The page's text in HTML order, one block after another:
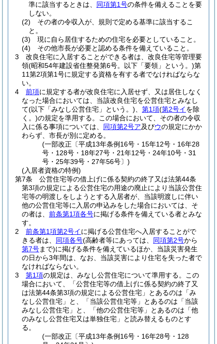
準に該当するときは、 同項第1号の条件を備えることを要
しない。
(2)
その者の令収入が、規則で定める基準に該当するこ
と。
(3)
現に自ら居住するための住宅を必要としていること。
(4)
その他市長が必要と認める条件を備えていること。
3
改良住宅に入居することができる者は、改良住宅等管理要
領(昭和54年建設省住整発第6号。以下「要領」という。)第
11第2項第1号に規定する資格を有する者でなければならな
い。
4
前項に規定する者が改良住宅に入居せず、又は居住しなく
なった場合においては、当該改良住宅を公営住宅とみなし
て(以下「みなし公営住宅」という。) 第1項(第2号イを除
く。)の規定を準用する。
この場合において、その者の令収
入に係る事項については、 同項第2号ア及びウの規定にかか
わらず、市長が別に定める。
(一部改正〔平成13年条例16号・15年12号・16年28
号・128号・18年27号・21年12号・24年10号・31
号・25年39号・27年56号〕)
(入居者資格の特例)
第7条
公営住宅等の借上げに係る契約の終了又は法第44条
第3項の規定による公営住宅の用途の廃止により当該公営住
宅等の明渡しをしようとする入居者が、当該明渡しに伴い
他の公営住宅等に入居の申込みをした場合においては、そ
の者は、 前条第1項各号に掲げる条件を備えている者とみな
す。
2
前条第1項第2号イに掲げる公営住宅へ入居することがで
きる者は、 同項各号(高齢者等にあっては、 同項第2号から
第7号まで)に掲げる条件を備えているほか、当該災害発生
の日から3年間は、なお、当該災害により住宅を失った者で
なければならない。
3
第1項の規定は、みなし公営住宅について準用する。
この
場合において、「公営住宅等の借上げに係る契約の終了又
は法第44条第3項の規定による公営住宅」とあるのは「み
なし公営住宅」と、「当該公営住宅等」とあるのは「当該
みなし公営住宅」と、「他の公営住宅等」とあるのは「他
のみなし公営住宅又は単独住宅」と読み替えるものとす
る。
(一部改正〔平成13年条例16号・16年28号・128